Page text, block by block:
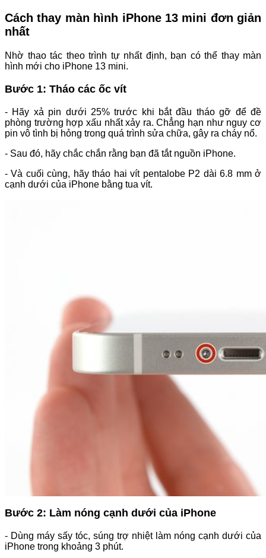
Cách thay màn hình iPhone 13 mini đơn giản
nhất
Nhờ thao tác theo trình tự nhất định, bạn có thể thay màn
hình mới cho iPhone 13 mini.
Bước 1: Tháo các ốc vít
- Hãy xả pin dưới 25% trước khi bắt đầu tháo gỡ để đề
phòng trường hợp xấu nhất xảy ra. Chẳng hạn như nguy cơ
pin vô tình bị hỏng trong quá trình sửa chữa, gây ra cháy nổ.
- Sau đó, hãy chắc chắn rằng bạn đã tắt nguồn iPhone.
- Và cuối cùng, hãy tháo hai vít pentalobe P2 dài 6.8 mm ở
cạnh dưới của iPhone bằng tua vít.
Bước 2: Làm nóng cạnh dưới của iPhone
- Dùng máy sấy tóc, súng trợ nhiệt làm nóng cạnh dưới của
iPhone trong khoảng 3 phút.